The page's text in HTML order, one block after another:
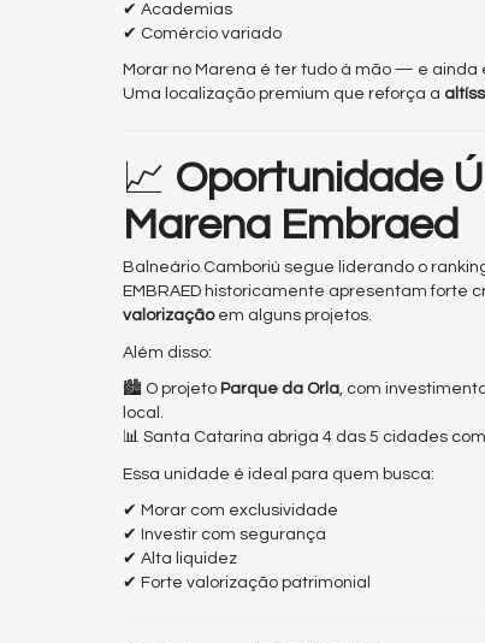
✔ Academias
✔ Comércio variado
Morar no Marena é ter tudo à mão — e ainda
Uma localização premium que reforça a
📈 Oportunidade
Marena Embraed
Balneário Camboriú segue liderando o
EMBRAED historicamente apresentam
valorizaçãoem alguns projetos.
Além disso:
🏙 O projeto Parque da Orla, com
local.
📊 Santa Catarina abriga 4 das 5 cidades
Essa unidade é ideal para quem busca:
✔ Morar com exclusividade
✔ Investir com segurança
✔ Alta liquidez
✔ Forte valorização patrimonial